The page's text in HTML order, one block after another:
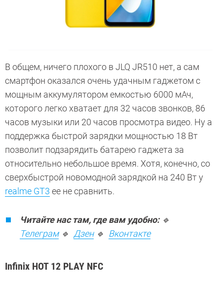
В общем, ничего плохого в JLQ JR510 нет, а сам
смартфон оказался очень удачным гаджетом с
мощным аккумулятором емкостью 6000 мАч,
которого легко хватает для 32 часов звонков, 86
часов музыки или 20 часов просмотра видео. Ну а
поддержка быстрой зарядки мощностью 18 Вт
позволит подзарядить батарею гаджета за
относительно небольшое время. Хотя, конечно, со
сверхбыстрой новомодной зарядкой на 240 Вт у
realme GT3 ее не сравнить.
Читайте нас там, где вам удобно:🔹
Телеграм🔹 Дзен🔹 Вконтакте
Infinix HOT 12 PLAY NFC